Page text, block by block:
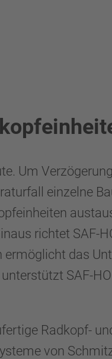
Um
einzelne
richtet SAF-
das
SAF-
Radkopf-
von